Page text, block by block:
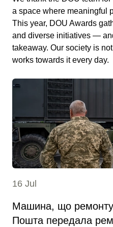
a space where meaningful
This year, DOU Awards
and diverse initiatives —
takeaway. Our society is
works towards it every day.
16 Jul
Машина, що
Пошта передала